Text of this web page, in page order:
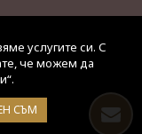
услугите си. С
че можем да
СЪМ